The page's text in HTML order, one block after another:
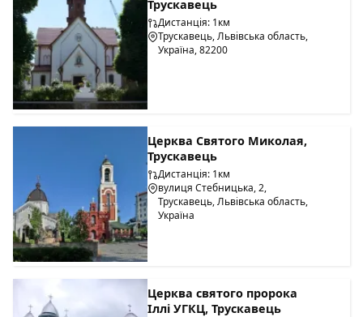
Трускавець
Дистанція: 1км
Трускавець, Львівська область,
Україна, 82200
Церква Святого Миколая,
Трускавець
Дистанція: 1км
вулиця Стебницька, 2,
Трускавець, Львівська область,
Україна
Церква святого пророка
Іллі УГКЦ, Трускавець